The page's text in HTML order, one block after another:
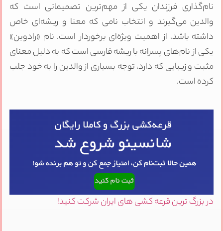
نام‌گذاری فرزندان یکی از مهم‌ترین تصمیماتی است که
والدین می‌گیرند و انتخاب نامی که معنا و ریشه‌ای خاص
داشته باشد، از اهمیت ویژه‌ای برخوردار است. نام «رادوین»
یکی از نام‌های پسرانه با ریشه فارسی است که به دلیل معنای
مثبت و زیبایی که دارد، توجه بسیاری از والدین را به خود جلب
کرده است.
در بزرگ ترین قرعه کشی های ایران شرکت کنید!